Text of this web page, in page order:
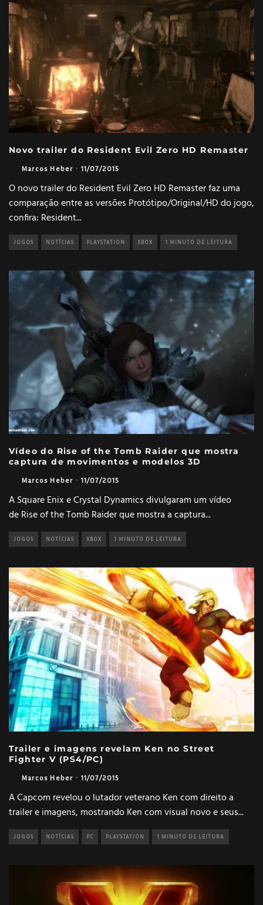
Novo trailer do Resident Evil Zero HD Remaster
Marcos Heber · 11/07/2015
O novo trailer do Resident Evil Zero HD Remaster faz uma
comparação entre as versões Protótipo/Original/HD do jogo,
confira: Resident...
JOGOS NOTÍCIAS PLAYSTATION XBOX 1 MINUTO DE LEITURA
Vídeo do Rise of the Tomb Raider que mostra
captura de movimentos e modelos 3D
Marcos Heber · 11/07/2015
A Square Enix e Crystal Dynamics divulgaram um vídeo
de Rise of the Tomb Raider que mostra a captura...
JOGOS NOTÍCIAS XBOX 1 MINUTO DE LEITURA
Trailer e imagens revelam Ken no Street
Fighter V (PS4/PC)
Marcos Heber · 11/07/2015
A Capcom revelou o lutador veterano Ken com direito a
trailer e imagens, mostrando Ken com visual novo e seus...
JOGOS NOTÍCIAS PC PLAYSTATION 1 MINUTO DE LEITURA